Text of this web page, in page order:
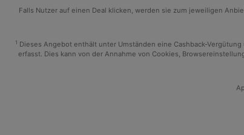
Falls Nutzer auf einen Deal klicken, werden sie zum jeweiligen
1 Dieses Angebot enthält unter Umständen eine Cashback-
erfasst. Dies kann von der Annahme von Cookies,